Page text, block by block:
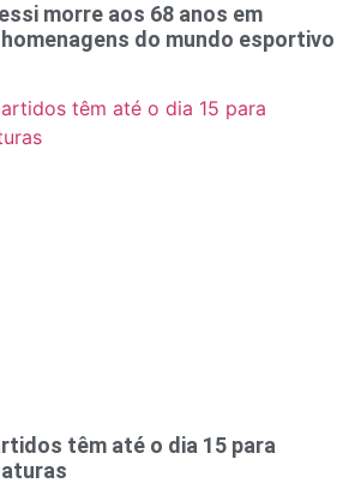
morre aos 68 anos em
do mundo esportivo
têm até o dia 15 para